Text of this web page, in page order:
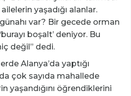
yaşadığı alanlar.
var? Bir gecede orman
boşalt’ deniyor. Bu
değil” dedi.
Alanya’da yaptığı
çok sayıda mahallede
yaşandığını öğrendiklerini